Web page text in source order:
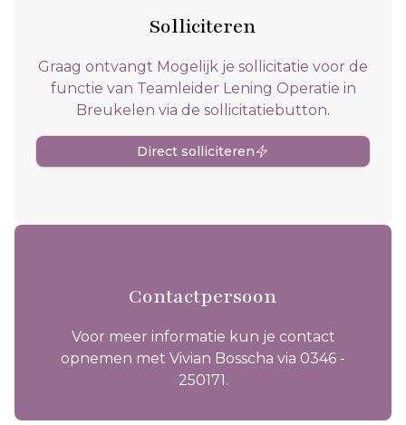
Solliciteren
Graag ontvangt Mogelijk je sollicitatie voor de
functie van Teamleider Lening Operatie in
Breukelen via de sollicitatiebutton.
Direct solliciteren
Contactpersoon
Voor meer informatie kun je contact
opnemen met Vivian Bosscha via 0346 -
250171.